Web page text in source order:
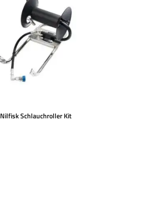
Nilfisk Schlauchroller Kit